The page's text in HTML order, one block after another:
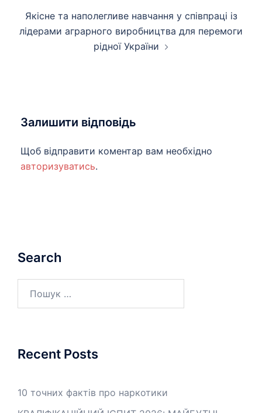
Якісне та наполегливе навчання у співпраці із
лідерами аграрного виробництва для перемоги
рідної України
Залишити відповідь
Щоб відправити коментар вам необхідно
авторизуватись.
Search
Recent Posts
10 точних фактів про наркотики